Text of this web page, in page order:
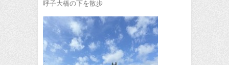
呼子大橋の下を散歩